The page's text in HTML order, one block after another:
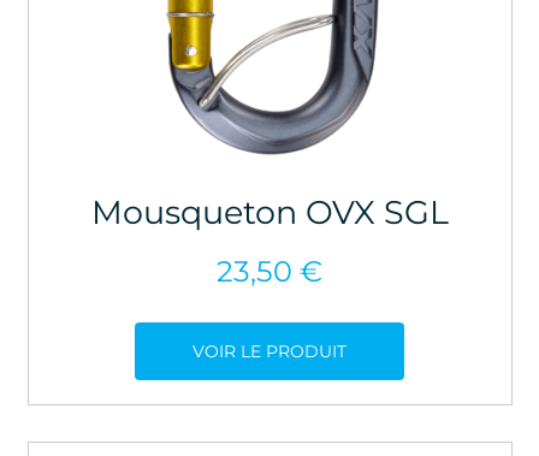
Mousqueton OVX SGL
23,50 €
VOIR LE PRODUIT